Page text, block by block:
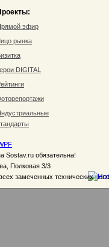
эфир
рынка
DIGITAL
Sostav.ru обязательна!
Полковая 3/3
замеченных технических